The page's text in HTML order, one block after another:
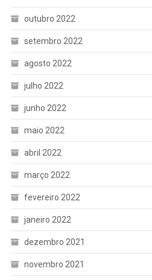
outubro 2022
setembro 2022
agosto 2022
julho 2022
junho 2022
maio 2022
abril 2022
março 2022
fevereiro 2022
janeiro 2022
dezembro 2021
novembro 2021